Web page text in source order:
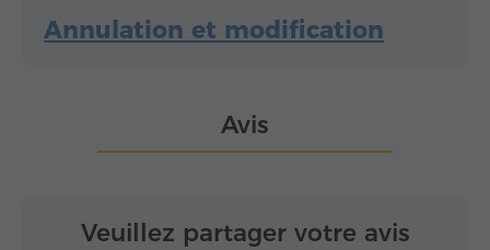
Annulation et modification
Avis
Veuillez partager votre avis